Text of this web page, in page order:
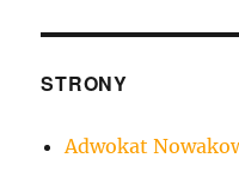
STRONY
Adwokat